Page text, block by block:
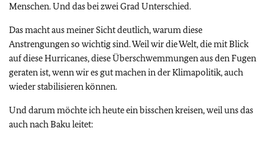
Menschen. Und das bei zwei Grad Unterschied.
Das macht aus meiner Sicht deutlich, warum diese
Anstrengungen so wichtig sind. Weil wir die Welt, die mit Blick
auf diese Hurricanes, diese Überschwemmungen aus den Fugen
geraten ist, wenn wir es gut machen in der Klimapolitik, auch
wieder stabilisieren können.
Und darum möchte ich heute ein bisschen kreisen, weil uns das
auch nach Baku leitet: